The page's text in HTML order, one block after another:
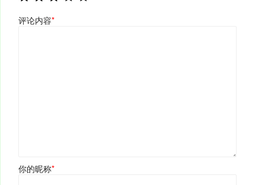
评论内容*
你的昵称*